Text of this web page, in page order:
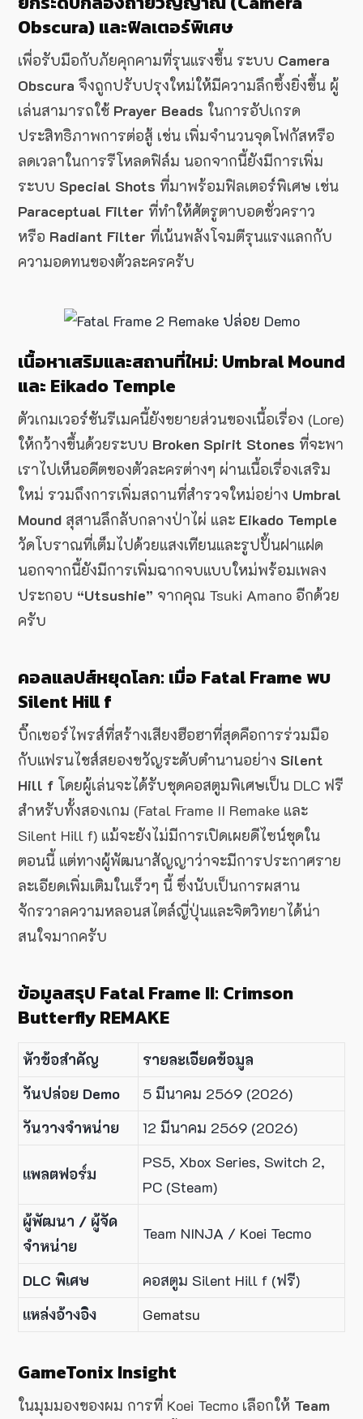
Obscura) และฟิลเตอร์พิเศษ
เพื่อรับมือกับภัยคุกคามที่รุนแรงขึ้น ระบบ Camera
Obscura จึงถูกปรับปรุงใหม่ให้มีความลึกซึ้งยิ่งขึ้น ผู้
เล่นสามารถใช้ Prayer Beads ในการอัปเกรด
ประสิทธิภาพการต่อสู้ เช่น เพิ่มจำนวนจุดโฟกัสหรือ
ลดเวลาในการรีโหลดฟิล์ม นอกจากนี้ยังมีการเพิ่ม
ระบบ Special Shots ที่มาพร้อมฟิลเตอร์พิเศษ เช่น
Paraceptual Filter ที่ทำให้ศัตรูตาบอดชั่วคราว
หรือ Radiant Filter ที่เน้นพลังโจมตีรุนแรงแลกกับ
ความอดทนของตัวละครครับ
เนื้อหาเสริมและสถานที่ใหม่: Umbral Mound
และ Eikado Temple
ตัวเกมเวอร์ชันรีเมคนี้ยังขยายส่วนของเนื้อเรื่อง (Lore)
ให้กว้างขึ้นด้วยระบบ Broken Spirit Stones ที่จะพา
เราไปเห็นอดีตของตัวละครต่างๆ ผ่านเนื้อเรื่องเสริม
ใหม่ รวมถึงการเพิ่มสถานที่สำรวจใหม่อย่าง Umbral
Mound สุสานลึกลับกลางป่าไผ่ และ Eikado Temple
วัดโบราณที่เต็มไปด้วยแสงเทียนและรูปปั้นฝาแฝด
นอกจากนี้ยังมีการเพิ่มฉากจบแบบใหม่พร้อมเพลง
ประกอบ “Utsushie” จากคุณ Tsuki Amano อีกด้วย
ครับ
คอลแลปส์หยุดโลก: เมื่อ Fatal Frame พบ
Silent Hill f
บิ๊กเซอร์ไพรส์ที่สร้างเสียงฮือฮาที่สุดคือการร่วมมือ
กับแฟรนไชส์สยองขวัญระดับตำนานอย่าง Silent
Hill f โดยผู้เล่นจะได้รับชุดคอสตูมพิเศษเป็น DLC ฟรี
สำหรับทั้งสองเกม (Fatal Frame II Remake และ
Silent Hill f) แม้จะยังไม่มีการเปิดเผยดีไซน์ชุดใน
ตอนนี้ แต่ทางผู้พัฒนาสัญญาว่าจะมีการประกาศราย
ละเอียดเพิ่มเติมในเร็วๆ นี้ ซึ่งนับเป็นการผสาน
จักรวาลความหลอนสไตล์ญี่ปุ่นและจิตวิทยาได้น่า
สนใจมากครับ
ข้อมูลสรุป Fatal Frame II: Crimson
Butterfly REMAKE
หัวข้อสำคัญ
รายละเอียดข้อมูล
วันปล่อย Demo
5 มีนาคม 2569 (2026)
วันวางจำหน่าย
12 มีนาคม 2569 (2026)
แพลตฟอร์ม
PS5, Xbox Series, Switch 2,
PC (Steam)
ผู้พัฒนา / ผู้จัด
จำหน่าย
Team NINJA / Koei Tecmo
DLC พิเศษ
คอสตูม Silent Hill f (ฟรี)
แหล่งอ้างอิง
Gematsu
GameTonix Insight
ในมุมมองของผม การที่ Koei Tecmo เลือกให้ Team